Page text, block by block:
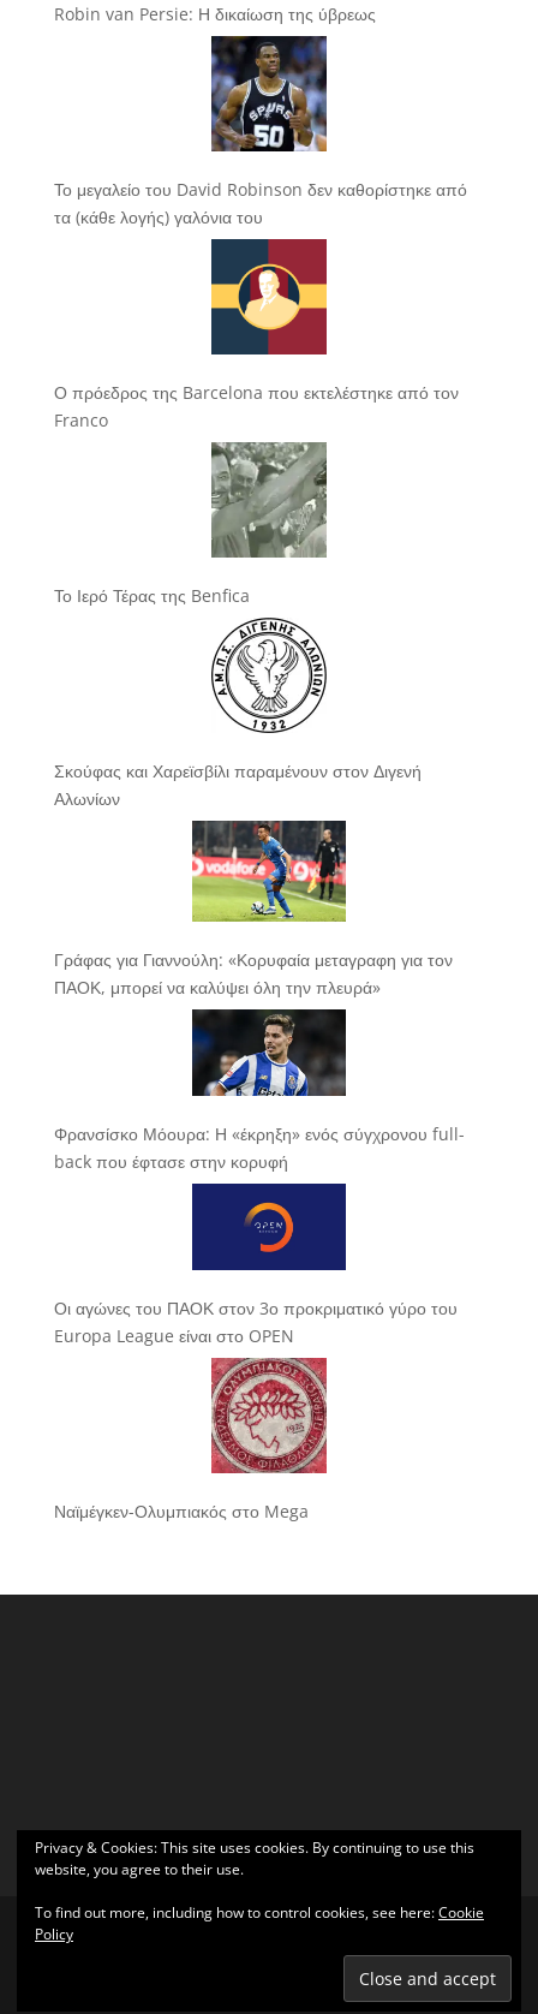
Robin van Persie: Η δικαίωση της ύβρεως
Το μεγαλείο του David Robinson δεν καθορίστηκε από
τα (κάθε λογής) γαλόνια του
Ο πρόεδρος της Barcelona που εκτελέστηκε από τον
Franco
Το Ιερό Τέρας της Benfica
Σκούφας και Χαρεϊσβίλι παραμένουν στον Διγενή
Αλωνίων
Γράφας για Γιαννούλη: «Κορυφαία μεταγραφη για τον
ΠΑΟΚ, μπορεί να καλύψει όλη την πλευρά»
Φρανσίσκο Μόουρα: Η «έκρηξη» ενός σύγχρονου full-
back που έφτασε στην κορυφή
Οι αγώνες του ΠΑΟΚ στον 3ο προκριματικό γύρο του
Europa League είναι στο OPEN
Ναϊμέγκεν-Ολυμπιακός στο Mega
| Υποστηρίζεται από
Privacy & Cookies: This site uses cookies. By continuing to use this
website, you agree to their use.
To find out more, including how to control cookies, see here:Cookie
Policy